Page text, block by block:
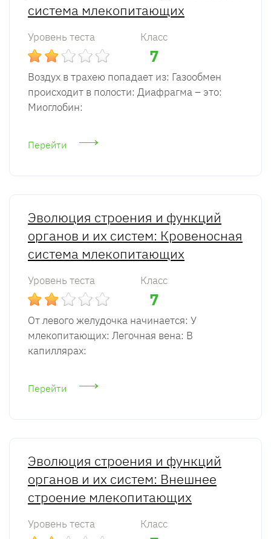
система млекопитающих
Уровень теста Класс
7
Воздух в трахею попадает из: Газообмен
происходит в полости: Диафрагма – это:
Миоглобин:
Перейти
Эволюция строения и функций
органов и их систем: Кровеносная
система млекопитающих
Уровень теста Класс
7
От левого желудочка начинается: У
млекопитающих: Легочная вена: В
капиллярах:
Перейти
Эволюция строения и функций
органов и их систем: Внешнее
строение млекопитающих
Уровень теста Класс